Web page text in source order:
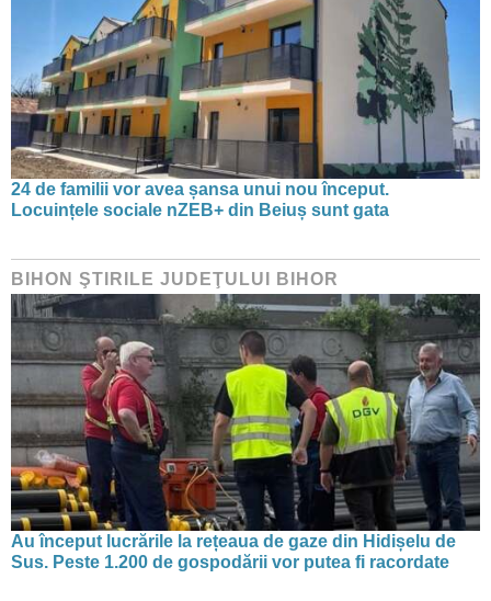
24 de familii vor avea șansa unui nou început.
Locuințele sociale nZEB+ din Beiuș sunt gata
BIHON ŞTIRILE JUDEŢULUI BIHOR
Au început lucrările la rețeaua de gaze din Hidișelu de
Sus. Peste 1.200 de gospodării vor putea fi racordate